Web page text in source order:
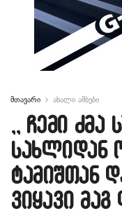
მთავარი ახალი ამბები
,, ჩემი
სახლიდან
ტამიშთან
ვიყავი